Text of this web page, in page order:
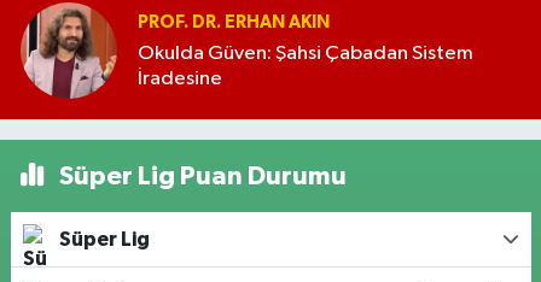
PROF. DR. ERHAN AKIN
Okulda Güven: Şahsi Çabadan Sistem
İradesine
Süper Lig Puan Durumu
Süper Lig